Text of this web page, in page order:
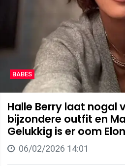
BABES
Halle Berry laat nogal
bijzondere outfit en
Gelukkig is er oom
06/02/2026 14:01